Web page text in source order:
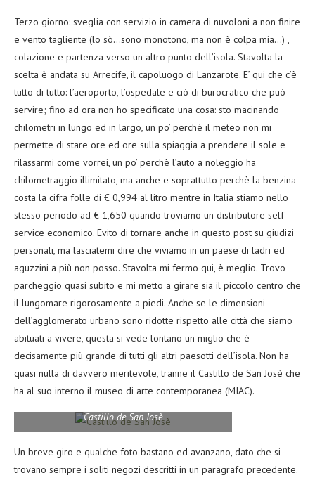
Terzo giorno: sveglia con servizio in camera di nuvoloni a non finire
e vento tagliente (lo sò…sono monotono, ma non è colpa mia…) ,
colazione e partenza verso un altro punto dell’isola. Stavolta la
scelta è andata su Arrecife, il capoluogo di Lanzarote. E’ qui che c’è
tutto di tutto: l’aeroporto, l’ospedale e ciò di burocratico che può
servire; fino ad ora non ho specificato una cosa: sto macinando
chilometri in lungo ed in largo, un po’ perchè il meteo non mi
permette di stare ore ed ore sulla spiaggia a prendere il sole e
rilassarmi come vorrei, un po’ perchè l’auto a noleggio ha
chilometraggio illimitato, ma anche e soprattutto perchè la benzina
costa la cifra folle di € 0,994 al litro mentre in Italia stiamo nello
stesso periodo ad € 1,650 quando troviamo un distributore self-
service economico. Evito di tornare anche in questo post su giudizi
personali, ma lasciatemi dire che viviamo in un paese di ladri ed
aguzzini a più non posso. Stavolta mi fermo qui, è meglio. Trovo
parcheggio quasi subito e mi metto a girare sia il piccolo centro che
il lungomare rigorosamente a piedi. Anche se le dimensioni
dell’agglomerato urbano sono ridotte rispetto alle città che siamo
abituati a vivere, questa si vede lontano un miglio che è
decisamente più grande di tutti gli altri paesotti dell’isola. Non ha
quasi nulla di davvero meritevole, tranne il Castillo de San Josè che
ha al suo interno il museo di arte contemporanea (MIAC).
Castillo de San Josè
Un breve giro e qualche foto bastano ed avanzano, dato che si
trovano sempre i soliti negozi descritti in un paragrafo precedente.